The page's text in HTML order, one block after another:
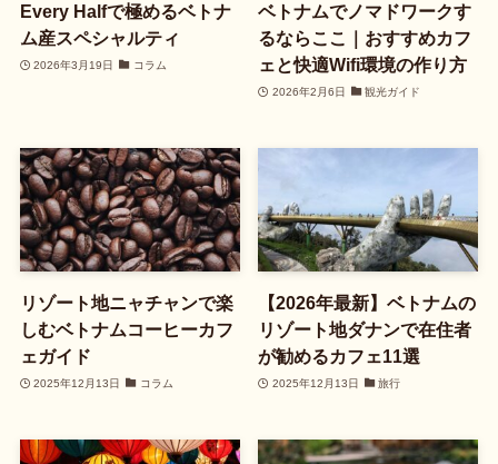
Every Halfで極めるベトナ
ム産スペシャルティ
2026年3月19日 コラム
ベトナムでノマドワークす
るならここ｜おすすめカフ
ェと快適Wifi環境の作り方
2026年2月6日 観光ガイド
リゾート地ニャチャンで楽
しむベトナムコーヒーカフ
ェガイド
2025年12月13日 コラム
【2026年最新】ベトナムの
リゾート地ダナンで在住者
が勧めるカフェ11選
2025年12月13日 旅行